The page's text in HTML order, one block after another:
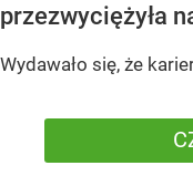
przezwyciężyła
Wydawało się, że